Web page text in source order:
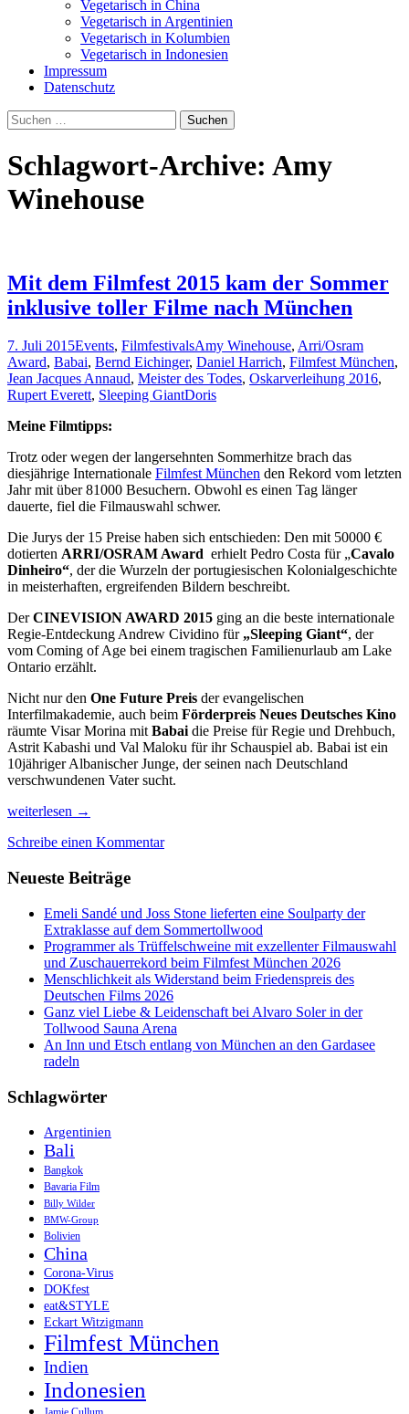
Vegetarisch in China
Vegetarisch in Argentinien
Vegetarisch in Kolumbien
Vegetarisch in Indonesien
Impressum
Datenschutz
Suchen
nach:
Schlagwort-Archive: Amy
Winehouse
Mit dem Filmfest 2015 kam der Sommer
inklusive toller Filme nach München
7. Juli 2015Events, FilmfestivalsAmy Winehouse, Arri/Osram
Award, Babai, Bernd Eichinger, Daniel Harrich, Filmfest München,
Jean Jacques Annaud, Meister des Todes, Oskarverleihung 2016,
Rupert Everett, Sleeping GiantDoris
Meine Filmtipps:
Trotz oder wegen der langersehnten Sommerhitze brach das
diesjährige Internationale Filmfest München den Rekord vom letzten
Jahr mit über 81000 Besuchern. Obwohl es einen Tag länger
dauerte, fiel die Filmauswahl schwer.
Die Jurys der 15 Preise haben sich entschieden: Den mit 50000 €
dotierten ARRI/OSRAM Award erhielt Pedro Costa für „Cavalo
Dinheiro“, der die Wurzeln der portugiesischen Kolonialgeschichte
in meisterhaften, ergreifenden Bildern beschreibt.
DerCINEVISION AWARD 2015 ging an die beste internationale
Regie-Entdeckung Andrew Cividino für „Sleeping Giant“, der
vom Coming of Age bei einem tragischen Familienurlaub am Lake
Ontario erzählt.
Nicht nur den One Future Preis der evangelischen
Interfilmakademie, auch beim Förderpreis Neues Deutsches Kino
räumte Visar Morina mitBabaidie Preise für Regie und Drehbuch,
Astrit Kabashi und Val Maloku für ihr Schauspiel ab. Babai ist ein
10jähriger Albanischer Junge, der seinen nach Deutschland
verschwundenen Vater sucht.
Mit
Filmfest
kam
Sommer
inklusive
toller
nach
München
weiterlesen →
Schreibe einen Kommentar
Neueste Beiträge
Emeli Sandé und Joss Stone lieferten eine Soulparty der
Extraklasse auf dem Sommertollwood
Programmer als Trüffelschweine mit exzellenter Filmauswahl
und Zuschauerrekord beim Filmfest München 2026
Menschlichkeit als Widerstand beim Friedenspreis des
Deutschen Films 2026
Ganz viel Liebe & Leidenschaft bei Alvaro Soler in der
Tollwood Sauna Arena
An Inn und Etsch entlang von München an den Gardasee
radeln
Schlagwörter
Argentinien
Bali
Bangkok
Bavaria Film
Billy Wilder
BMW-Group
Bolivien
China
Corona-Virus
DOKfest
eat&STYLE
Eckart Witzigmann
Filmfest München
Indien
Indonesien